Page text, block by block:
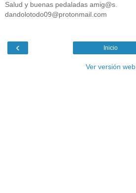
Salud y buenas pedaladas amig@s.
dandolotodo09@protonmail.com
‹ Inicio
Ver versión web